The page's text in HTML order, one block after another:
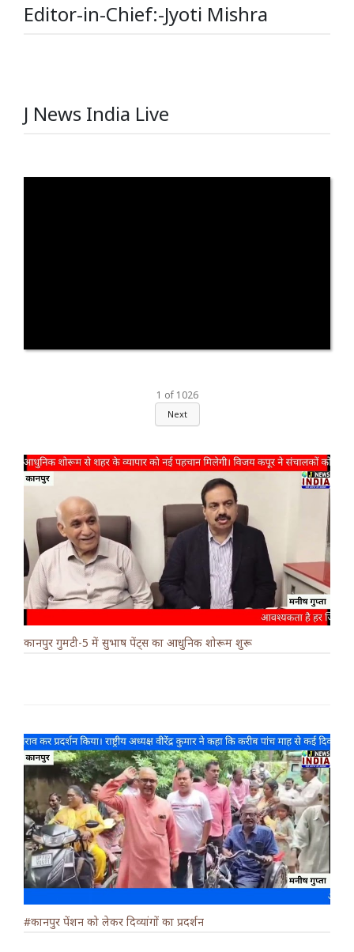
Editor-in-Chief:-Jyoti Mishra
J News India Live
1 of 1026
Next
कानपुर गुमटी-5 में सुभाष पेंट्स का आधुनिक शोरूम शुरू
#कानपुर पेंशन को लेकर दिव्यांगों का प्रदर्शन